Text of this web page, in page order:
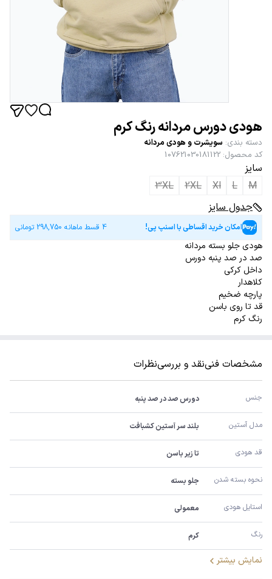
هودی دورس مردانه رنگ کرم
دسته بندی: سویشرت و هودی مردانه
کد محصول:
107621030181122
سایز
M
L
Xl
2XL
3XL
جدول سایز
امکان خرید اقساطی با اسنپ پی! 4 قسط ماهانه 298,750 تومانی
هودی جلو بسته مردانه
صد در صد پنبه دورس
داخل کرکی
کلاهدار
پارچه ضخیم
قد تا روی باسن
رنگ کرم
مشخصات فنینقد و بررسینظرات
جنس دورس صد در صد پنبه
مدل آستین بلند سر آستین کشبافت
قد هودی تا زیر باسن
نحوه بسته شدن جلو بسته
استایل هودی معمولی
رنگ کرم
نمایش بیشتر